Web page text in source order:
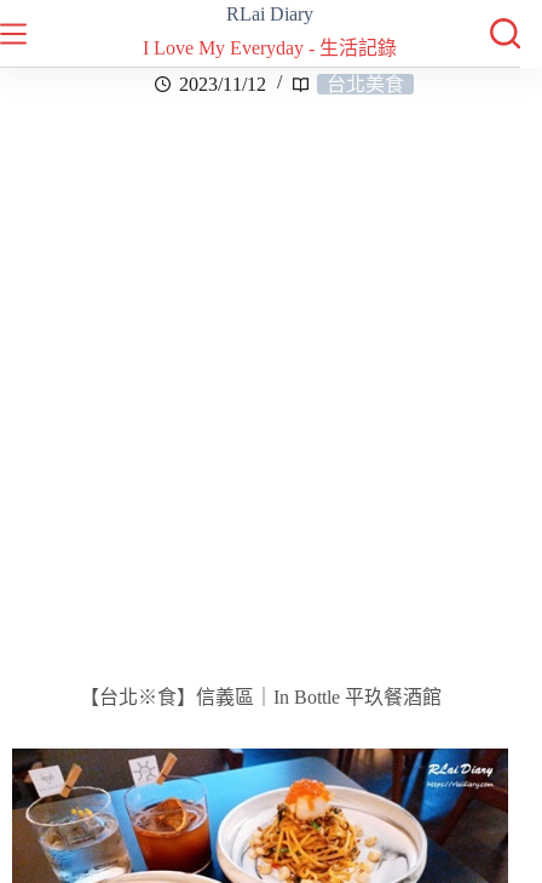
RLai Diary
I Love My Everyday - 生活記錄
2023/11/12
台北美食
【台北※食】信義區｜In Bottle 平玖餐酒館